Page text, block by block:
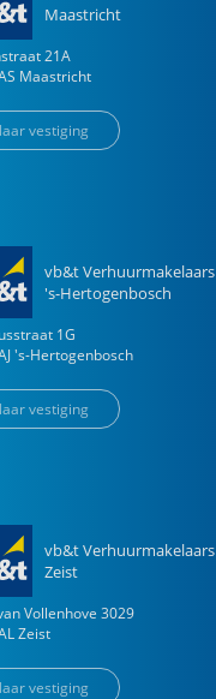
Maastricht
21A
Maastricht
vestiging
vb&t Verhuurmakelaars
's-Hertogenbosch
1G
's-Hertogenbosch
vestiging
vb&t Verhuurmakelaars
Zeist
Vollenhove 3029
Zeist
vestiging